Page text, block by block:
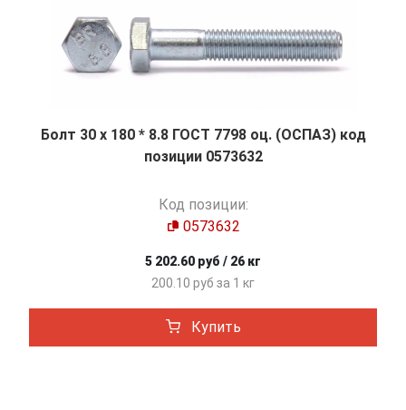
Болт 30 х 180 * 8.8 ГОСТ 7798 оц. (ОСПАЗ) код
позиции 0573632
Код позиции:
0573632
5 202.60 руб / 26 кг
200.10 руб за 1 кг
Купить